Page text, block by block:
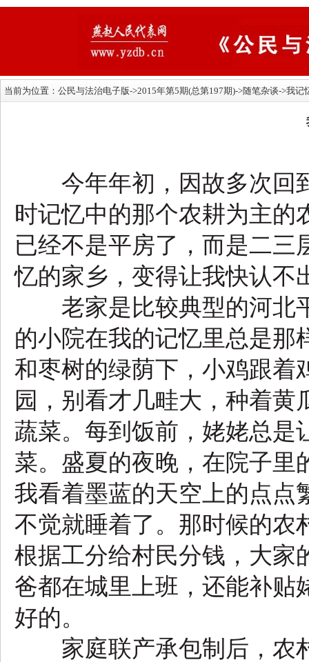
当前为位置： 公民与法治电子版->2015年第5期(总第197期)->随笔杂谈->我记
今年年初，因故多次回
时记忆中的那个农耕为主的
已经不是平房了，而是二三
忆的家乡，变得让我快认不
老家是比较典型的河北
的小院在我的记忆里总是那
和枣树的绿荫下，小鸡跟着
园，别看才几畦大，种着
蔬菜。每到饭前，姥姥总是
菜。盛夏的夜晚，在院子里
我看着墨蓝的天空上的点点
不觉就睡着了。那时候的农
根据工分给村民分钱，大家
爸都在城里上班，还能补贴
好的。
家庭联产承包制后，农